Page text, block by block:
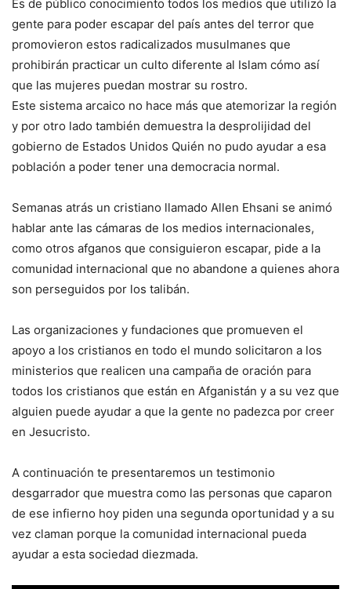
Es de público conocimiento todos los medios que utilizó la
gente para poder escapar del país antes del terror que
promovieron estos radicalizados musulmanes que
prohibirán practicar un culto diferente al Islam cómo así
que las mujeres puedan mostrar su rostro.
Este sistema arcaico no hace más que atemorizar la región
y por otro lado también demuestra la desprolijidad del
gobierno de Estados Unidos Quién no pudo ayudar a esa
población a poder tener una democracia normal.
Semanas atrás un cristiano llamado Allen Ehsani se animó
hablar ante las cámaras de los medios internacionales,
como otros afganos que consiguieron escapar, pide a la
comunidad internacional que no abandone a quienes ahora
son perseguidos por los talibán.
Las organizaciones y fundaciones que promueven el
apoyo a los cristianos en todo el mundo solicitaron a los
ministerios que realicen una campaña de oración para
todos los cristianos que están en Afganistán y a su vez que
alguien puede ayudar a que la gente no padezca por creer
en Jesucristo.
A continuación te presentaremos un testimonio
desgarrador que muestra como las personas que caparon
de ese infierno hoy piden una segunda oportunidad y a su
vez claman porque la comunidad internacional pueda
ayudar a esta sociedad diezmada.